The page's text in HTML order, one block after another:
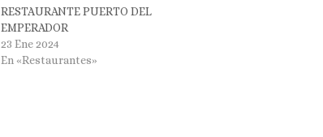
RESTAURANTE PUERTO DEL
EMPERADOR
23 Ene 2024
En «Restaurantes»